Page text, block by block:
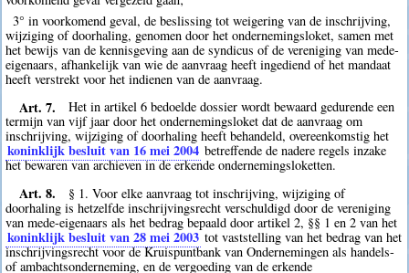
3° in voorkomend geval, de beslissing tot weigering van de inschrijving,
wijziging of doorhaling, genomen door het ondernemingsloket, samen met
het bewijs van de kennisgeving aan de syndicus of de vereniging van mede-
eigenaars, afhankelijk van wie de aanvraag heeft ingediend of het mandaat
heeft verstrekt voor het indienen van de aanvraag.
Art. 7.
Het in artikel 6 bedoelde dossier wordt bewaard gedurende een
termijn van vijf jaar door het ondernemingsloket dat de aanvraag om
inschrijving, wijziging of doorhaling heeft behandeld, overeenkomstig het
koninklijk besluit van 16 mei 2004 betreffende de nadere regels inzake
het bewaren van archieven in de erkende ondernemingsloketten.
Art. 8.
§ 1. Voor elke aanvraag tot inschrijving, wijziging of
doorhaling is hetzelfde inschrijvingsrecht verschuldigd door de vereniging
van mede-eigenaars als het bedrag bepaald door artikel 2, §§ 1 en 2 van het
koninklijk besluit van 28 mei 2003 tot vaststelling van het bedrag van het
inschrijvingsrecht voor de Kruispuntbank van Ondernemingen als handels-
of ambachtsonderneming, en de vergoeding van de erkende